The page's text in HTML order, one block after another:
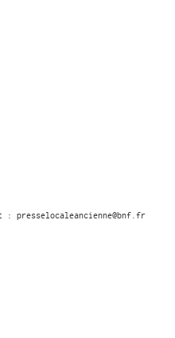
: presselocaleancienne@bnf.fr